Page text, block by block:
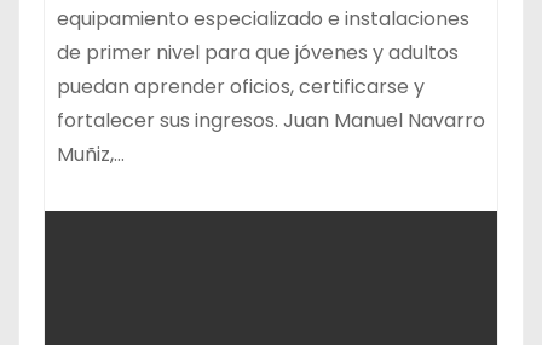
equipamiento especializado e instalaciones
de primer nivel para que jóvenes y adultos
puedan aprender oficios, certificarse y
fortalecer sus ingresos. Juan Manuel Navarro
Muñiz,…